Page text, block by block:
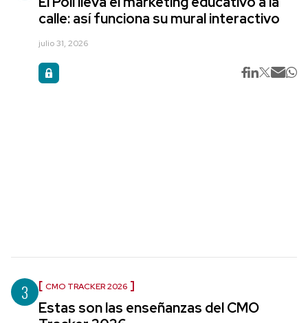
calle: así funciona su mural interactivo
julio 31, 2026
3 CMO TRACKER 2026
Estas son las enseñanzas del CMO